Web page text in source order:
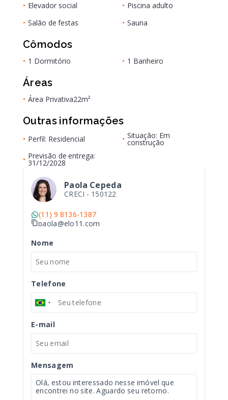
• Elevador social • Piscina adulto
• Salão de festas • Sauna
Cômodos
• 1 Dormitório • 1 Banheiro
Áreas
• Área Privativa22m²
Outras informações
• Perfil: Residencial • Situação: Em
construção
• Previsão de entrega:
31/12/2028
Paola Cepeda
CRECI - 150122
(11) 9 8136-1387
paola@elo11.com
Nome
Telefone
E-mail
Mensagem